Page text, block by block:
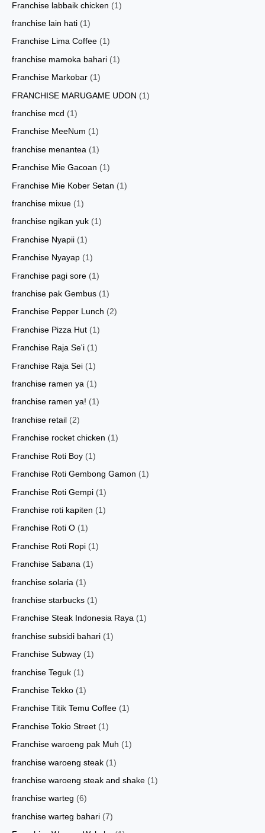
Franchise labbaik chicken (1)
franchise lain hati (1)
Franchise Lima Coffee (1)
franchise mamoka bahari (1)
Franchise Markobar (1)
FRANCHISE MARUGAME UDON (1)
franchise mcd (1)
Franchise MeeNum (1)
franchise menantea (1)
Franchise Mie Gacoan (1)
Franchise Mie Kober Setan (1)
franchise mixue (1)
franchise ngikan yuk (1)
Franchise Nyapii (1)
Franchise Nyayap (1)
Franchise pagi sore (1)
franchise pak Gembus (1)
Franchise Pepper Lunch (2)
Franchise Pizza Hut (1)
Franchise Raja Se'i (1)
Franchise Raja Sei (1)
franchise ramen ya (1)
franchise ramen ya! (1)
franchise retail (2)
Franchise rocket chicken (1)
Franchise Roti Boy (1)
Franchise Roti Gembong Gamon (1)
Franchise Roti Gempi (1)
Franchise roti kapiten (1)
Franchise Roti O (1)
Franchise Roti Ropi (1)
Franchise Sabana (1)
franchise solaria (1)
franchise starbucks (1)
Franchise Steak Indonesia Raya (1)
franchise subsidi bahari (1)
Franchise Subway (1)
franchise Teguk (1)
Franchise Tekko (1)
Franchise Titik Temu Coffee (1)
Franchise Tokio Street (1)
Franchise waroeng pak Muh (1)
franchise waroeng steak (1)
franchise waroeng steak and shake (1)
franchise warteg (6)
franchise warteg bahari (7)